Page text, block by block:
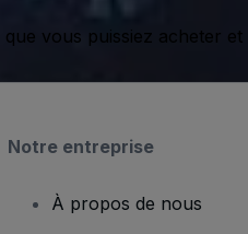
vous puissiez acheter et
Notre entreprise
À propos de nous